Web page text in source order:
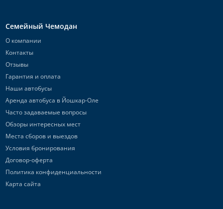
Семейный Чемодан
О компании
Контакты
Отзывы
Гарантия и оплата
Наши автобусы
Аренда автобуса в Йошкар-Оле
Часто задаваемые вопросы
Обзоры интересных мест
Места сборов и выездов
Условия бронирования
Договор-оферта
Политика конфиденциальности
Карта сайта